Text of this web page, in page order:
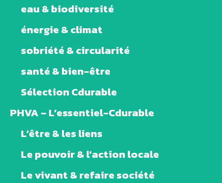
eau & biodiversité
énergie & climat
sobriété & circularité
santé & bien-être
Sélection Cdurable
PHVA – L’essentiel-Cdurable
L’être & les liens
Le pouvoir & l’action locale
Le vivant & refaire société